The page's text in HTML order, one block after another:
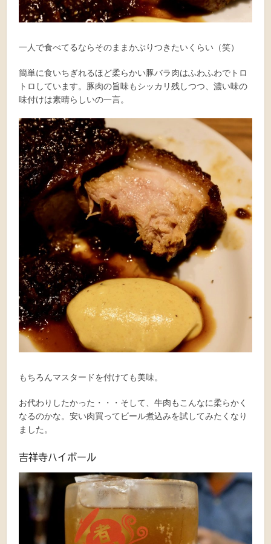
一人で食べてるならそのままかぶりつきたいくらい（笑）
簡単に食いちぎれるほど柔らかい豚バラ肉はふわふわでトロ
トロしています。豚肉の旨味もシッカリ残しつつ、濃い味の
味付けは素晴らしいの一言。
もちろんマスタードを付けても美味。
お代わりしたかった・・・そして、牛肉もこんなに柔らかく
なるのかな。安い肉買ってビール煮込みを試してみたくなり
ました。
吉祥寺ハイボール